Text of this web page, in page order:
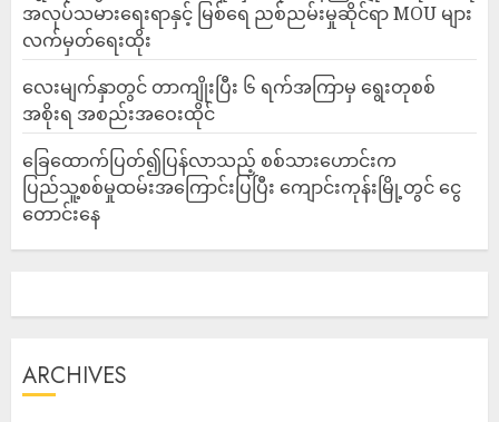
အလုပ်သမားရေးရာနှင့် မြစ်ရေ ညစ်ညမ်းမှုဆိုင်ရာ MOU များ
လက်မှတ်ရေးထိုး
လေးမျက်နှာတွင် တာကျိုးပြီး ၆ ရက်အကြာမှ ရွေးတုစစ်
အစိုးရ အစည်းအဝေးထိုင်
ခြေထောက်ပြတ်၍ပြန်လာသည့် စစ်သားဟောင်းက
ပြည်သူ့စစ်မှုထမ်းအကြောင်းပြပြီး ကျောင်းကုန်းမြို့တွင် ငွေ
တောင်းနေ
ARCHIVES